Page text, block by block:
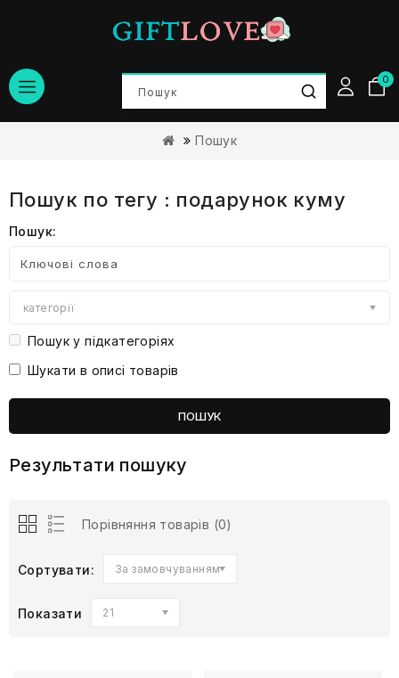
0
Пошук
Пошук по тегу : подарунок куму
Пошук:
категорії
Пошук у підкатегоріях
Шукати в описі товарів
Результати пошуку
Порівняння товарів (0)
Сортувати: За замовчуванням
Показати 21